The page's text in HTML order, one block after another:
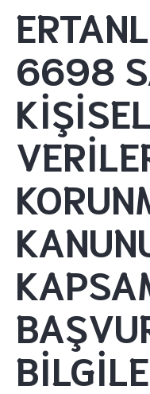
6698
KİŞİSEL